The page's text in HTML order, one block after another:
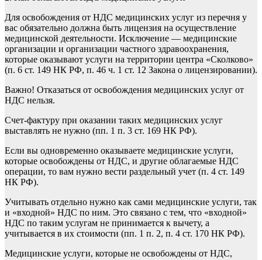
Для освобождения от НДС медицинских услуг из перечня у
вас обязательно должна быть лицензия на осуществление
медицинской деятельности. Исключение — медицинские
организации и организации частного здравоохранения,
которые оказывают услуги на территории центра «Сколково»
(п. 6 ст. 149 НК РФ, п. 46 ч. 1 ст. 12 Закона о лицензировании).
Важно! Отказаться от освобождения медицинских услуг от
НДС нельзя.
Счет-фактуру при оказании таких медицинских услуг
выставлять не нужно (пп. 1 п. 3 ст. 169 НК РФ).
Если вы одновременно оказываете медицинские услуги,
которые освобождены от НДС, и другие облагаемые НДС
операции, то вам нужно вести раздельный учет (п. 4 ст. 149
НК РФ).
Учитывать отдельно нужно как сами медицинские услуги, так
и «входной» НДС по ним. Это связано с тем, что «входной»
НДС по таким услугам не принимается к вычету, а
учитывается в их стоимости (пп. 1 п. 2, п. 4 ст. 170 НК РФ).
Медицинские услуги, которые не освобождены от НДС,